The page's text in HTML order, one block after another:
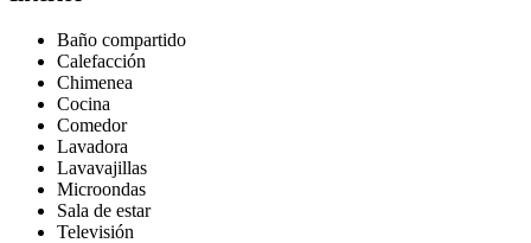
Baño compartido
Calefacción
Chimenea
Cocina
Comedor
Lavadora
Lavavajillas
Microondas
Sala de estar
Televisión